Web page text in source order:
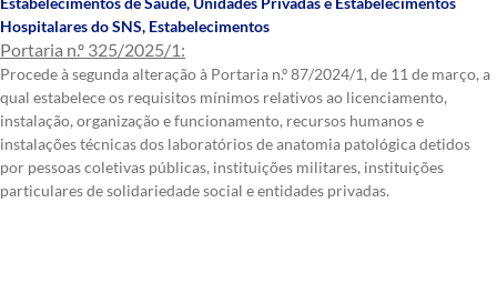
Hospitalares do SNS, Estabelecimentos
Portaria n.º 325/2025/1:
Procede à segunda alteração à Portaria n.º 87/2024/1, de 11 de março, a
qual estabelece os requisitos mínimos relativos ao licenciamento,
instalação, organização e funcionamento, recursos humanos e
instalações técnicas dos laboratórios de anatomia patológica detidos
por pessoas coletivas públicas, instituições militares, instituições
particulares de solidariedade social e entidades privadas.